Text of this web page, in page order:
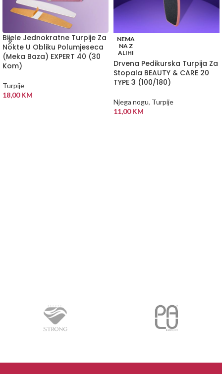
Bijele Jednokratne Turpije Za
Nokte U Obliku Polumjeseca
(Meka Baza) EXPERT 40 (30
Kom)
Turpije
18,00KM
NEMA
NA Z
ALIHI
Drvena Pedikurska Turpija Za
Stopala BEAUTY & CARE 20
TYPE 3 (100/180)
Njega nogu, Turpije
11,00KM